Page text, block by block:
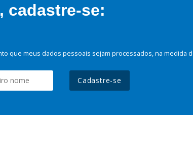
cadastre-se:
que meus dados pessoais sejam processados, na medida
Cadastre-se